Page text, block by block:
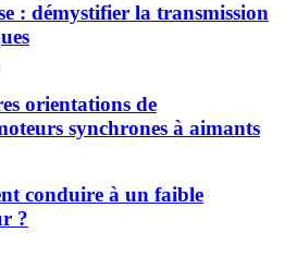
: démystifier la transmission
orientations de
synchrones à aimants
conduire à un faible
?